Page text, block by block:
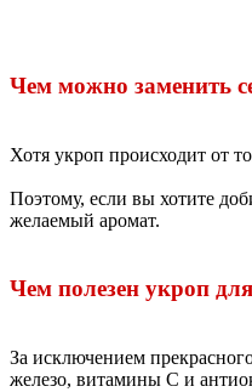
Чем можно заменить
Хотя укроп происходит от
Поэтому, если вы хотите
желаемый аромат.
Чем полезен укроп
За исключением
железо, витамины С и